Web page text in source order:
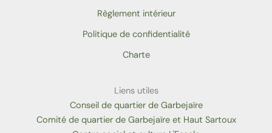
Règlement intérieur
Politique de confidentialité
Charte
Liens utiles
Conseil de quartier de Garbejaïre
Comité de quartier de Garbejaïre et Haut Sartoux